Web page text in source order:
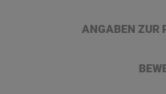
ANGABEN ZUR